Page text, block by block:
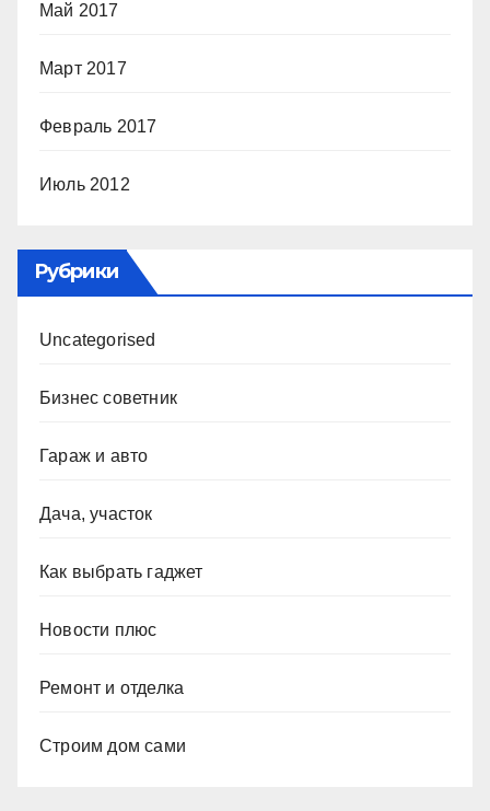
Май 2017
Март 2017
Февраль 2017
Июль 2012
Рубрики
Uncategorised
Бизнес советник
Гараж и авто
Дача, участок
Как выбрать гаджет
Новости плюс
Ремонт и отделка
Строим дом сами